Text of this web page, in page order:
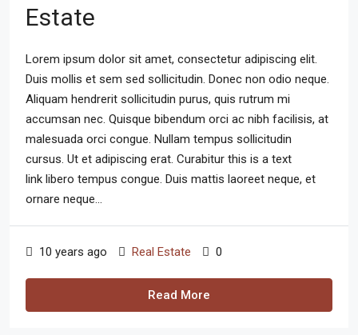
Estate
Lorem ipsum dolor sit amet, consectetur adipiscing elit.
Duis mollis et sem sed sollicitudin. Donec non odio neque.
Aliquam hendrerit sollicitudin purus, quis rutrum mi
accumsan nec. Quisque bibendum orci ac nibh facilisis, at
malesuada orci congue. Nullam tempus sollicitudin
cursus. Ut et adipiscing erat. Curabitur this is a text
link libero tempus congue. Duis mattis laoreet neque, et
ornare neque...
10 years ago Real Estate 0
Read More